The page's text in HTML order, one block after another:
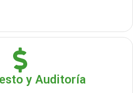
y Auditoría